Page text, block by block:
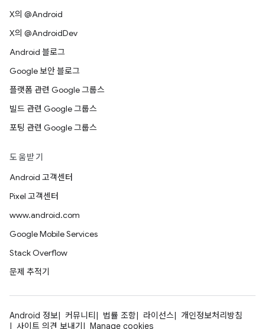
X의 @Android
X의 @AndroidDev
Android 블로그
Google 보안 블로그
플랫폼 관련 Google 그룹스
빌드 관련 Google 그룹스
포팅 관련 Google 그룹스
도움받기
Android 고객센터
Pixel 고객센터
www.android.com
Google Mobile Services
Stack Overflow
문제 추적기
Android 정보 커뮤니티 법률 조항 라이선스
개인정보처리방침
사이트 의견 보내기
Manage cookies